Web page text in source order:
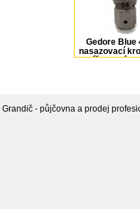
Gedore Blue
nasazovací
klíč 8 zubů
- půjčovna a prodej